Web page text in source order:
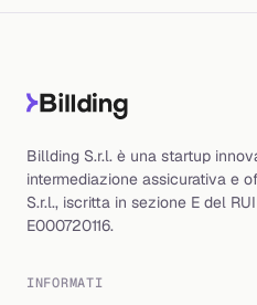
Billding S.r.l. è una startup
intermediazione assicurativa e
S.r.l., iscritta in sezione E del
E000720116.
INFORMATI